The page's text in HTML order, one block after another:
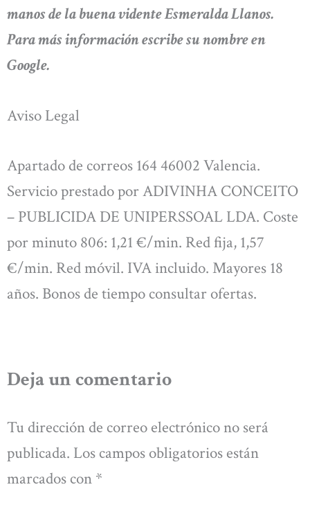
manos de la buena vidente Esmeralda Llanos.
Para más información escribe su nombre en
Google.
Aviso Legal
Apartado de correos 164 46002 Valencia.
Servicio prestado por ADIVINHA CONCEITO
– PUBLICIDA DE UNIPERSSOAL LDA. Coste
por minuto 806: 1,21 €/min. Red fija, 1,57
€/min. Red móvil. IVA incluido. Mayores 18
años. Bonos de tiempo consultar ofertas.
Deja un comentario
Tu dirección de correo electrónico no será
publicada. Los campos obligatorios están
marcados con *